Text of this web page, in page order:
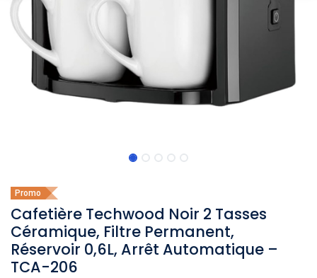
Promo
Cafetière Techwood Noir 2 Tasses
Céramique, Filtre Permanent,
Réservoir 0,6L, Arrêt Automatique –
TCA-206